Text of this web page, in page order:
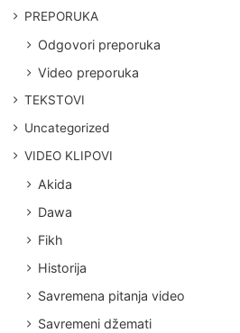
PREPORUKA
Odgovori preporuka
Video preporuka
TEKSTOVI
Uncategorized
VIDEO KLIPOVI
Akida
Dawa
Fikh
Historija
Savremena pitanja video
Savremeni džemati